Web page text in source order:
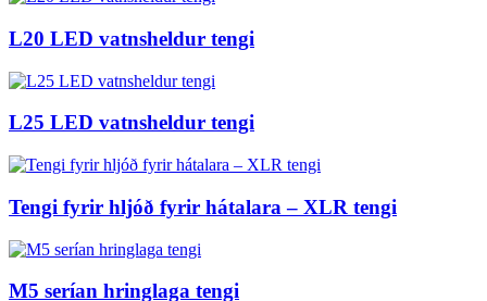
L20 LED vatnsheldur tengi
L25 LED vatnsheldur tengi
Tengi fyrir hljóð fyrir hátalara – XLR tengi
M5 serían hringlaga tengi